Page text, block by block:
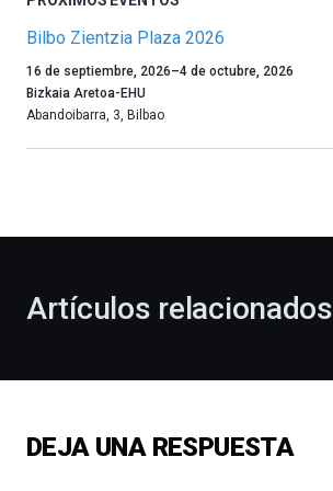
Bilbo Zientzia Plaza 2026
Un
año
más,
celebración
novena
Bilbo
16 de septiembre, 2026–4 de octubre, 2026
Bizkaia Aretoa-EHU
Abandoibarra, 3, Bilbao
Artículos relacionados
DEJA UNA RESPUESTA